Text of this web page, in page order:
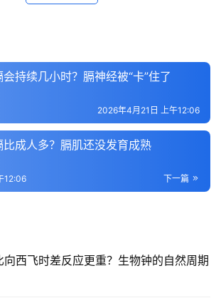
持续几小时？膈神经被“卡”住了
2026年4月21日 上午12:06
成人多？膈肌还没发育成熟
下一篇
12:06
向西飞时差反应更重？生物钟的自然周期